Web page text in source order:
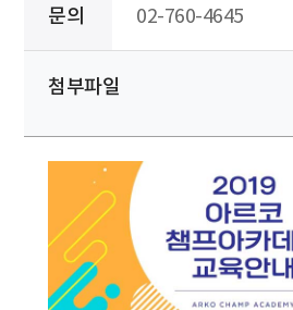
문의 02-760-4645
첨부파일